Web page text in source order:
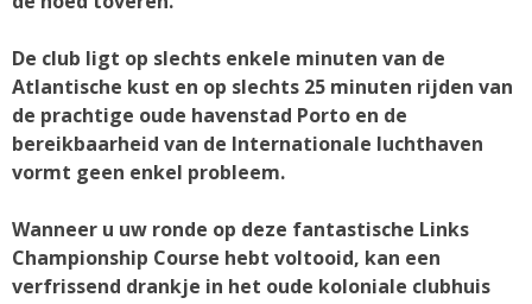
De club ligt op slechts enkele minuten van de
Atlantische kust en op slechts 25 minuten rijden van
de prachtige oude havenstad Porto en de
bereikbaarheid van de Internationale luchthaven
vormt geen enkel probleem.
Wanneer u uw ronde op deze fantastische Links
Championship Course hebt voltooid, kan een
verfrissend drankje in het oude koloniale clubhuis